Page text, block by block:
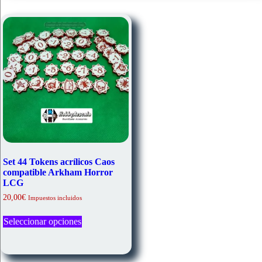
Set 44 Tokens acrílicos Caos
compatible Arkham Horror
LCG
20,00€ Impuestos incluidos
Seleccionar opciones
variantes.